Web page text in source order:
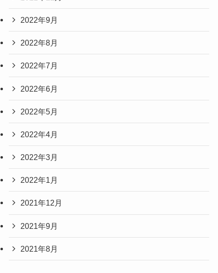
2022年9月
2022年8月
2022年7月
2022年6月
2022年5月
2022年4月
2022年3月
2022年1月
2021年12月
2021年9月
2021年8月